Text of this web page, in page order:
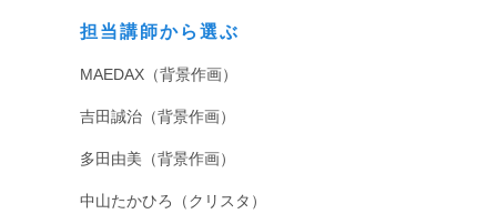
担当講師から選ぶ
MAEDAX（背景作画）
吉田誠治（背景作画）
多田由美（背景作画）
中山たかひろ（クリスタ）